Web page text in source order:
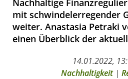
Nachhaltige
mit schwindelerregender
weiter. Anastasia Petraki
einen Überblick der
14.01.2022,
Nachhaltigkeit|